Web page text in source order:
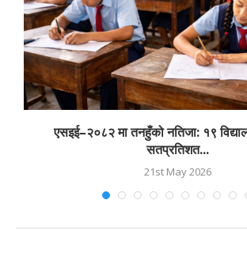
एसइई–२०८२ मा तनहुँको नतिजा: १९
सतप्रतिशत...
21st May 2026